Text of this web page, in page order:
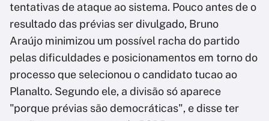
tentativas de ataque ao sistema. Pouco antes de o
resultado das prévias ser divulgado, Bruno
Araújo minimizou um possível racha do partido
pelas dificuldades e posicionamentos em torno do
processo que selecionou o candidato tucao ao
Planalto. Segundo ele, a divisão só aparece
"porque prévias são democráticas", e disse ter